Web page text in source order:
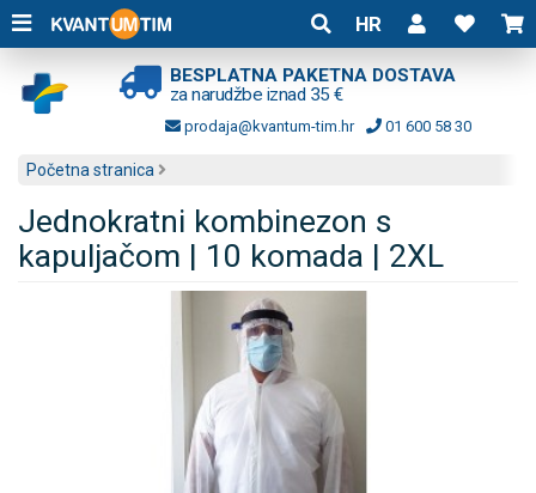
HR
BESPLATNA PAKETNA DOSTAVA
za narudžbe iznad 35 €
prodaja@kvantum-tim.hr 01 600 58 30
Početna stranica
Jednokratni kombinezon s
kapuljačom | 10 komada | 2XL